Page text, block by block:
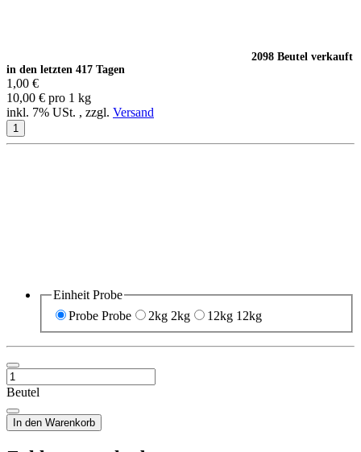
2098 Beutel verkauft
in den letzten 417 Tagen
1,00 €
10,00 € pro 1 kg
inkl. 7% USt. , zzgl. Versand
EinheitProbe
Probe Probe 2kg 2kg 12kg 12kg
Beutel
In den Warenkorb